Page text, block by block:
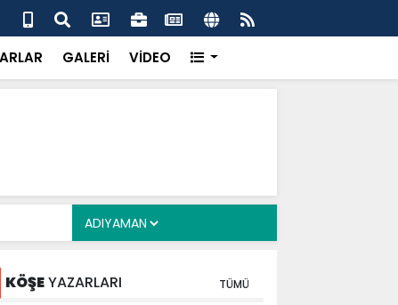
suikast timinin firari üyesi FETÖ yapılanmasını ve
anlattı
GALERİ VİDEO
KÖŞEYAZARLARI TÜMÜ